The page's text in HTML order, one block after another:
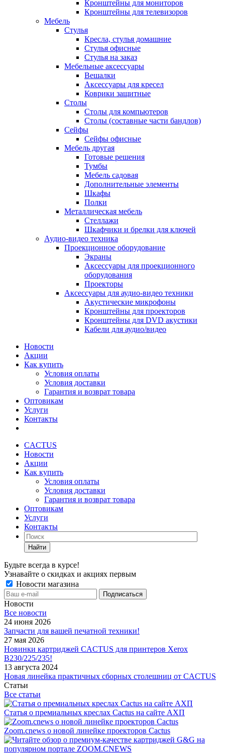
Кронштейны для мониторов
Кронштейны для телевизоров
Мебель
Стулья
Кресла, стулья домашние
Стулья офисные
Стулья на заказ
Мебельные аксессуары
Вешалки
Аксессуары для кресел
Коврики защитные
Столы
Столы для компьютеров
Столы (составные части бандлов)
Сейфы
Сейфы офисные
Мебель другая
Готовые решения
Тумбы
Мебель садовая
Дополнительные элементы
Шкафы
Полки
Металлическая мебель
Стеллажи
Шкафчики и брелки для ключей
Аудио-видео техника
Проекционное оборудование
Экраны
Аксессуары для проекционного
оборудования
Проекторы
Аксессуары для аудио-видео техники
Акустические микрофоны
Кронштейны для проекторов
Кронштейны для DVD акустики
Кабели для аудио/видео
Новости
Акции
Как купить
Условия оплаты
Условия доставки
Гарантия и возврат товара
Оптовикам
Услуги
Контакты
CACTUS
Новости
Акции
Как купить
Условия оплаты
Условия доставки
Гарантия и возврат товара
Оптовикам
Услуги
Контакты
Найти
Будьте всегда в курсе!
Узнавайте о скидках и акциях первым
Новости магазина
Новости
Все новости
24 июня 2026
Запчасти для вашей печатной техники!
27 мая 2026
Новинки картриджей CACTUS для принтеров Xerox
B230/225/235!
13 августа 2024
Новая линейка практичных сборных столешниц от CACTUS
Статьи
Все статьи
Статья о премиальных креслах Cactus на сайте АХП
Zoom.cnews о новой линейке проекторов Cactus